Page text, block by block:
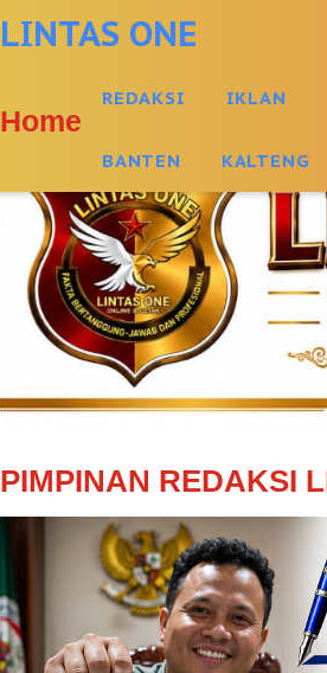
LINTAS ONE
Home
REDAKSI IKLAN
BANTEN KALTENG
PIMPINAN REDAKSI